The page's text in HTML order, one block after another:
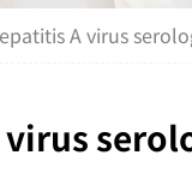
A virus